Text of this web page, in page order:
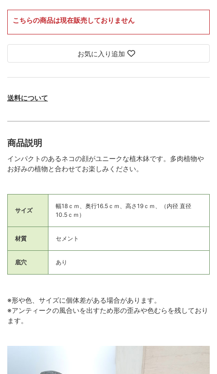
こちらの商品は現在販売しておりません
お気に入り追加
送料について
商品説明
インパクトのあるネコの顔がユニークな植木鉢です。多肉植物や
お好みの植物と合わせてお楽しみください。
サイズ
幅18ｃｍ、奥行16.5ｃｍ、高さ19ｃｍ、（内径 直径
10.5ｃｍ）
材質 セメント
底穴 あり
※形や色、サイズに個体差がある場合があります。
※アンティークの風合いを出すため形の歪みや色むらを残しており
ます。